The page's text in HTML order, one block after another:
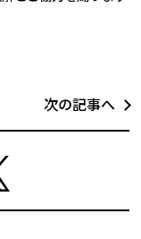
次の記事へ